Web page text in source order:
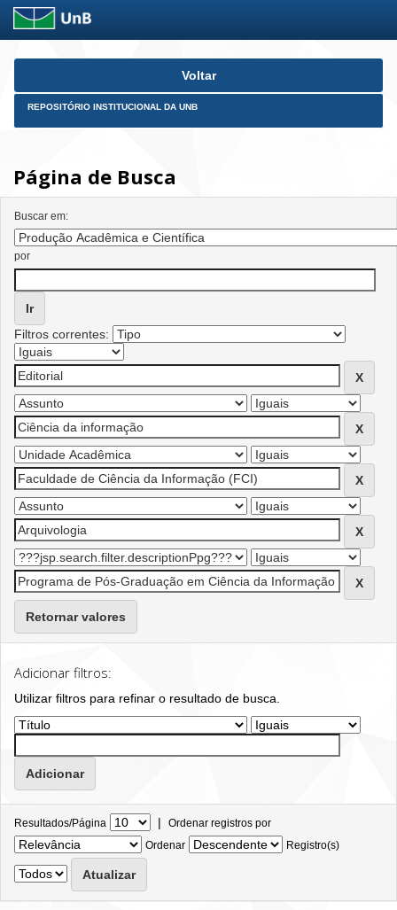
Skip
Voltar
REPOSITÓRIO INSTITUCIONAL DA UNB
Página de Busca
Buscar em:
por
Filtros correntes:
Retornar valores
Adicionar filtros:
Utilizar filtros para refinar o resultado de busca.
Resultados/Página | Ordenar registros por
Ordenar
Registro(s)